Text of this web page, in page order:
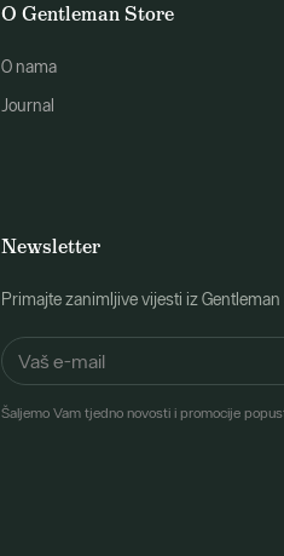
O Gentleman Store
O nama
Journal
Newsletter
Primajte zanimljive vijesti iz
Šaljemo Vam tjedno novosti i promocije